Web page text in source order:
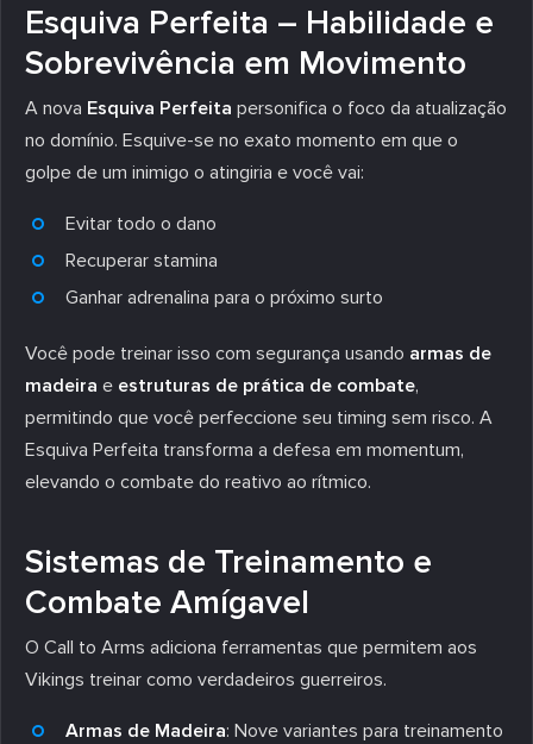
Esquiva Perfeita – Habilidade e
Sobrevivência em Movimento
A nova Esquiva Perfeita personifica o foco da atualização
no domínio. Esquive-se no exato momento em que o
golpe de um inimigo o atingiria e você vai:
Evitar todo o dano
Recuperar stamina
Ganhar adrenalina para o próximo surto
Você pode treinar isso com segurança usando armas de
madeira e estruturas de prática de combate,
permitindo que você perfeccione seu timing sem risco. A
Esquiva Perfeita transforma a defesa em momentum,
elevando o combate do reativo ao rítmico.
Sistemas de Treinamento e
Combate Amígavel
O Call to Arms adiciona ferramentas que permitem aos
Vikings treinar como verdadeiros guerreiros.
Armas de Madeira: Nove variantes para treinamento